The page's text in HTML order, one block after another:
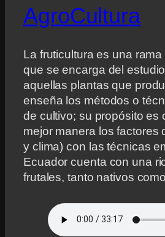
AgroCultura
La fruticultura es una
que se encarga del
aquellas plantas que
enseña los métodos o
de cultivo; su propósito es
mejor manera los factores
y clima) con las técnicas
Ecuador cuenta con una
frutales, tanto nativos